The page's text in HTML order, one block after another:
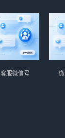
客服微信号